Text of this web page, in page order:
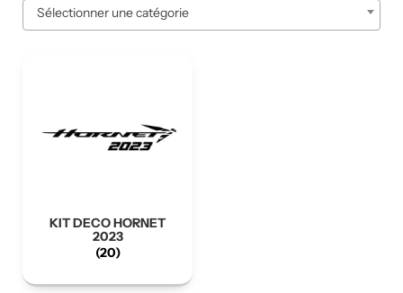
Sélectionner une catégorie
KIT DECO HORNET
2023
(20)